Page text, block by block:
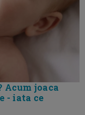
Acum joaca
- iata ce